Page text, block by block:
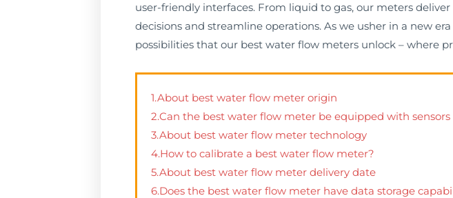
user-friendly interfaces. From liquid to gas, our meters
decisions and streamline operations. As we usher in a new
possibilities that our best water flow meters unlock – where
1.About best water flow meter origin
2.Can the best water flow meter be equipped with
3.About best water flow meter technology
4.How to calibrate a best water flow meter?
5.About best water flow meter delivery date
6.Does the best water flow meter have data storage